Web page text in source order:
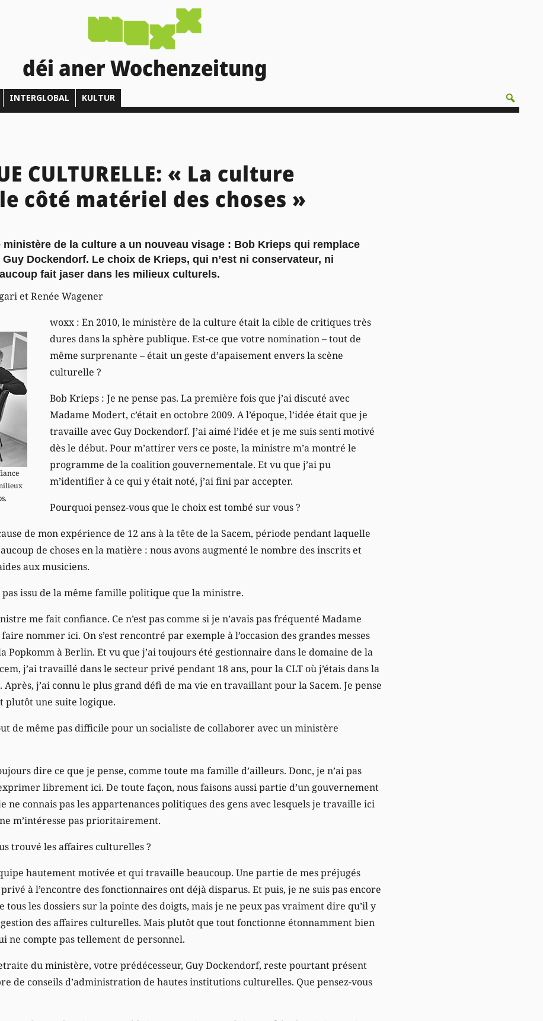
déi aner Wochenzeitung
INTERGLOBAL KULTUR
CULTURELLE: « La culture
côté matériel des choses »
ministère de la culture a un nouveau visage : Bob Krieps qui remplace
Guy Dockendorf. Le choix de Krieps, qui n’est ni conservateur, ni
fait jaser dans les milieux culturels.
et Renée Wagener
woxx : En 2010, le ministère de la culture était la cible de critiques très
dures dans la sphère publique. Est-ce que votre nomination – tout de
même surprenante – était un geste d’apaisement envers la scène
culturelle ?
Bob Krieps : Je ne pense pas. La première fois que j’ai discuté avec
Madame Modert, c’était en octobre 2009. A l’époque, l’idée était que je
travaille avec Guy Dockendorf. J’ai aimé l’idée et je me suis senti motivé
dès le début. Pour m’attirer vers ce poste, la ministre m’a montré le
programme de la coalition gouvernementale. Et vu que j’ai pu
m’identifier à ce qui y était noté, j’ai fini par accepter.
Pourquoi pensez-vous que le choix est tombé sur vous ?
de mon expérience de 12 ans à la tête de la Sacem, période pendant laquelle
de choses en la matière : nous avons augmenté le nombre des inscrits et
aux musiciens.
pas issu de la même famille politique que la ministre.
me fait confiance. Ce n’est pas comme si je n’avais pas fréquenté Madame
nommer ici. On s’est rencontré par exemple à l’occasion des grandes messes
Popkomm à Berlin. Et vu que j’ai toujours été gestionnaire dans le domaine de la
j’ai travaillé dans le secteur privé pendant 18 ans, pour la CLT où j’étais dans la
j’ai connu le plus grand défi de ma vie en travaillant pour la Sacem. Je pense
plutôt une suite logique.
de même pas difficile pour un socialiste de collaborer avec un ministère
dire ce que je pense, comme toute ma famille d’ailleurs. Donc, je n’ai pas
librement ici. De toute façon, nous faisons aussi partie d’un gouvernement
ne connais pas les appartenances politiques des gens avec lesquels je travaille ici
m’intéresse pas prioritairement.
trouvé les affaires culturelles ?
hautement motivée et qui travaille beaucoup. Une partie de mes préjugés
à l’encontre des fonctionnaires ont déjà disparus. Et puis, je ne suis pas encore
tous les dossiers sur la pointe des doigts, mais je ne peux pas vraiment dire qu’il y
des affaires culturelles. Mais plutôt que tout fonctionne étonnamment bien
ne compte pas tellement de personnel.
du ministère, votre prédécesseur, Guy Dockendorf, reste pourtant présent
de conseils d’administration de hautes institutions culturelles. Que pensez-vous